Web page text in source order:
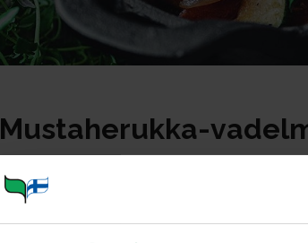
Mustaherukka-
Portioner